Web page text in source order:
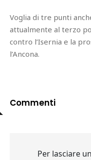
Voglia di tre punti
attualmente al terzo
contro l’Isernia e la
l’Ancona.
Commenti